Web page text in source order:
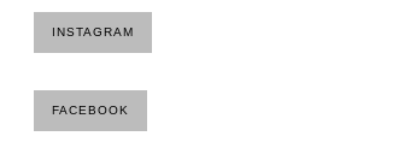
INSTAGRAM
FACEBOOK